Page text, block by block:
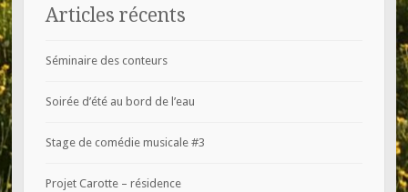
Articles récents
Séminaire des conteurs
Soirée d’été au bord de l’eau
Stage de comédie musicale #3
Projet Carotte – résidence